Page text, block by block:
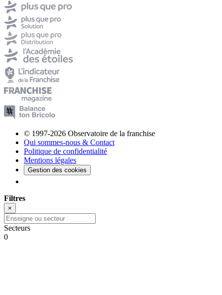
© 1997-2026 Observatoire de la franchise
Qui sommes-nous & Contact
Politique de confidentialité
Mentions légales
Gestion des cookies
Filtres
×
Secteurs
0